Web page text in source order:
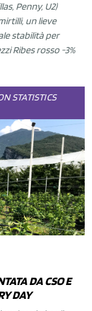
Penny, U2)
un lieve
stabilità per
Ribes rosso -3%
STATISTICS
DA CSO E
DAY